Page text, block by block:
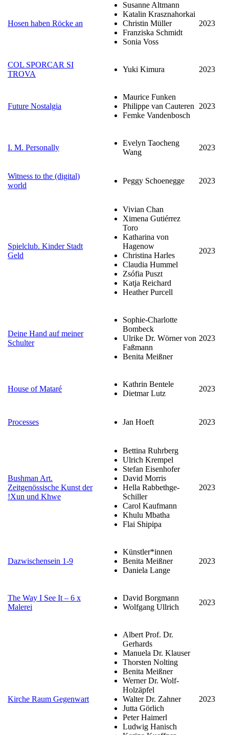
Hosen haben Röcke an
Susanne Altmann
Katalin Krasznahorkai
Christin Müller
Franziska Schmidt
Sonia Voss
2023
COL SPORCAR SI
TROVA
Yuki Kimura 2023
Future Nostalgia
Maurice Funken
Philippe van Cauteren
Femke Vandenbosch
2023
I. M. Personally
Evelyn Taocheng
Wang
2023
Witness to the (digital)
world
Peggy Schoenegge 2023
Spielclub. Kinder Stadt
Geld
Vivian Chan
Ximena Gutiérrez
Toro
Katharina von
Hagenow
Christina Harles
Claudia Hummel
Zsófia Puszt
Katja Reichard
Heather Purcell
2023
Deine Hand auf meiner
Schulter
Sophie-Charlotte
Bombeck
Ulrike Dr. Wörner von
Faßmann
Benita Meißner
2023
House of Mataré
Kathrin Bentele
Dietmar Lutz
2023
Processes Jan Hoeft 2023
Bushman Art.
Zeitgenössische Kunst der
!Xun und Khwe
Bettina Ruhrberg
Ulrich Krempel
Stefan Eisenhofer
David Morris
Hella Rabbethge-
Schiller
Carol Kaufmann
Khulu Mbatha
Flai Shipipa
2023
Dazwischensein 1-9
Künstler*innen
Benita Meißner
Daniela Lange
2023
The Way I See It – 6 x
Malerei
David Borgmann
Wolfgang Ullrich
2023
Kirche Raum Gegenwart
Albert Prof. Dr.
Gerhards
Manuela Dr. Klauser
Thorsten Nolting
Benita Meißner
Werner Dr. Wolf-
Holzäpfel
Walter Dr. Zahner
Jutta Görlich
Peter Haimerl
Ludwig Hanisch
2023